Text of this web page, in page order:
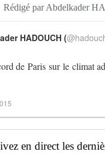
Rédigé par Abdelkader
de Paris sur le climat
HADOUCH (
en direct les